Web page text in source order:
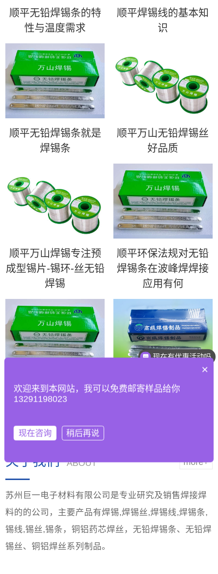
顺平无铅焊锡条的特
性与温度需求
顺平​焊锡线的基本知
识
顺平无铅焊锡条就是
焊锡条
顺平万山无铅焊锡丝
好品质
顺平万山焊锡专注预
成型锡片-锡环-丝无铅
焊锡
顺平环保法规对无铅
焊锡条在波峰焊焊接
应用有何
顺平如何优化波峰焊
工艺参数以适应无铅
顺平63锡条 | 超高性
more+
关于我们 ABOUT
苏州巨一电子材料有限公司是专业研究及销售焊接焊
料的的公司，主要产品有焊锡,焊锡丝,焊锡线,焊锡条,
锡线,锡丝,锡条，铜铝药芯焊丝，无铅焊锡条、无铅焊
锡丝、铜铝焊丝系列制品。
现在有优惠活动吗
×
欢迎来到本网站，我可以免费邮寄样品给你
13291198023
现在咨询 稍后再说